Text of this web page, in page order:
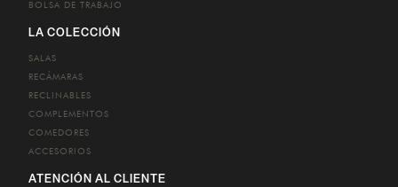
BOLSA DE TRABAJO
LA COLECCIÓN
SALAS
RECÁMARAS
RECLINABLES
COMPLEMENTOS
COMEDORES
ACCESORIOS
ATENCIÓN AL CLIENTE